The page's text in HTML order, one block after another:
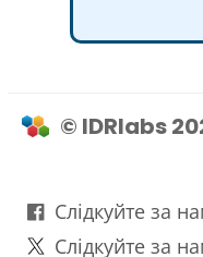
© IDRlabs
Слідкуйте за
Слідкуйте за